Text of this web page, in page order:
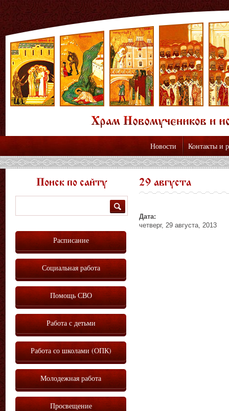
Новости Контакты и
29 августа
Дата:
четверг, 29 августа, 2013
Поиск по сайту
Расписание
Социальная работа
Помощь СВО
Работа с детьми
Работа со школами (ОПК)
Молодежная работа
Просвещение